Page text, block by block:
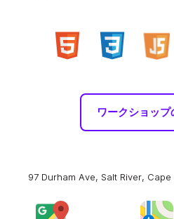
ワークショップ
97 Durham Ave, Salt River,